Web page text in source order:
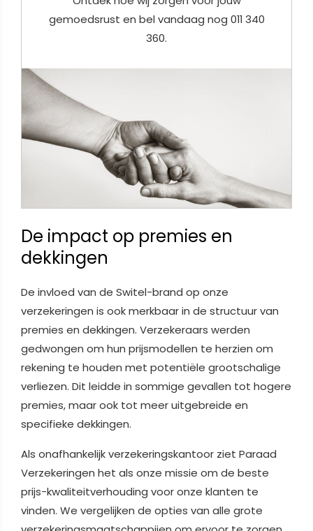
gemoedsrust en bel vandaag nog 011 340
360.
De impact op premies en
dekkingen
De invloed van de Switel-brand op onze
verzekeringen is ook merkbaar in de structuur van
premies en dekkingen. Verzekeraars werden
gedwongen om hun prijsmodellen te herzien om
rekening te houden met potentiële grootschalige
verliezen. Dit leidde in sommige gevallen tot hogere
premies, maar ook tot meer uitgebreide en
specifieke dekkingen.
Als onafhankelijk verzekeringskantoor ziet Paraad
Verzekeringen het als onze missie om de beste
prijs-kwaliteitverhouding voor onze klanten te
vinden. We vergelijken de opties van alle grote